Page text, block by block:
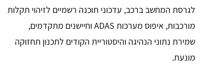
לגרסת המחשב ברכב, עדכוני תוכנה רשמיים לזיהוי תקלות
מורכבות, איפוס מערכות ADAS וחיישנים מתקדמים,
שמירת נתוני הנהיגה והיסטוריית הקודים לתכנון תחזוקה
מונעת.